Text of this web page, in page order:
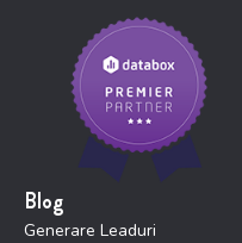
Blog
Generare Leaduri